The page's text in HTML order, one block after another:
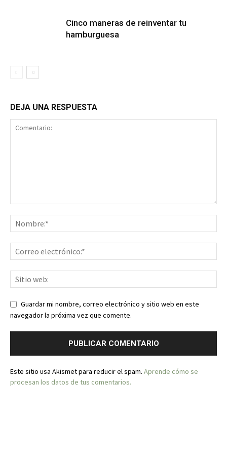
Cinco maneras de reinventar tu
hamburguesa
DEJA UNA RESPUESTA
Guardar mi nombre, correo electrónico y sitio web en este
navegador la próxima vez que comente.
Este sitio usa Akismet para reducir el spam. Aprende cómo se
procesan los datos de tus comentarios.